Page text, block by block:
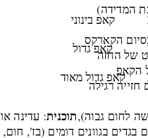
קאפ בינוני
קאפ גדול
קאפ גדול מאוד
הקארקס
של החזה
הקאפ
רגילה
תוכנית: עדינה או
בגדים בגוונים דומים (בז', חום,